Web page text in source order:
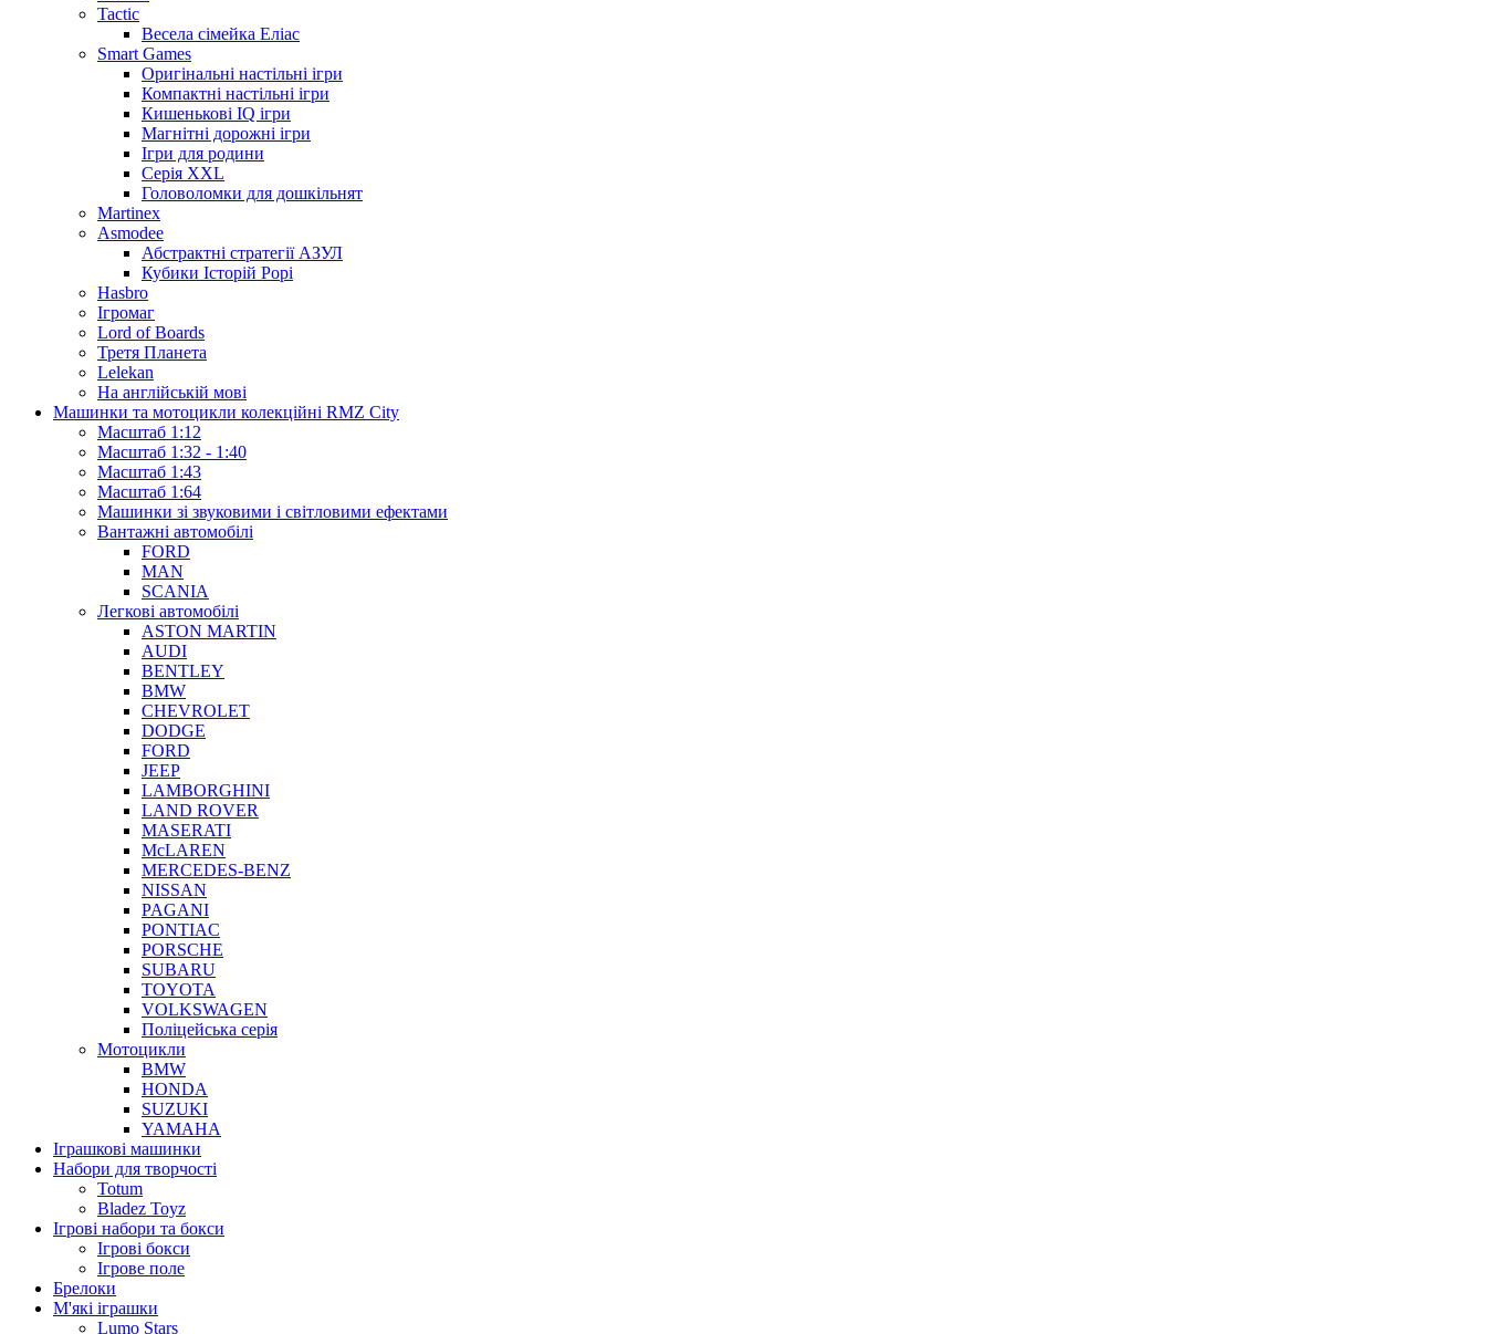
Tactic
Весела сімейка Еліас
Smart Games
Оригінальні настільні ігри
Компактні настільні ігри
Кишенькові IQ ігри
Магнітні дорожні ігри
Ігри для родини
Серія XXL
Головоломки для дошкільнят
Martinex
Asmodee
Абстрактні стратегії АЗУЛ
Кубики Історій Рорі
Hasbro
Ігромаг
Lord of Boards
Третя Планета
Lelekan
На англійській мові
Машинки та мотоцикли колекційні RMZ City
Масштаб 1:12
Масштаб 1:32 - 1:40
Масштаб 1:43
Масштаб 1:64
Машинки зі звуковими і світловими ефектами
Вантажні автомобілі
FORD
MAN
SCANIA
Легкові автомобілі
ASTON MARTIN
AUDI
BENTLEY
BMW
CHEVROLET
DODGE
FORD
JEEP
LAMBORGHINI
LAND ROVER
MASERATI
McLAREN
MERCEDES-BENZ
NISSAN
PAGANI
PONTIAC
PORSCHE
SUBARU
TOYOTA
VOLKSWAGEN
Поліцейська серія
Мотоцикли
BMW
HONDA
SUZUKI
YAMAHA
Іграшкові машинки
Набори для творчості
Totum
Bladez Toyz
Ігрові набори та бокси
Ігрові бокси
Ігрове поле
Брелоки
М'які іграшки
Lumo Stars